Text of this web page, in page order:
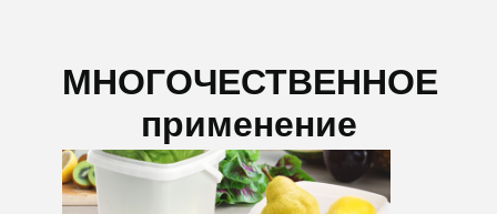
МНОГОЧЕСТВЕННОЕ
применение